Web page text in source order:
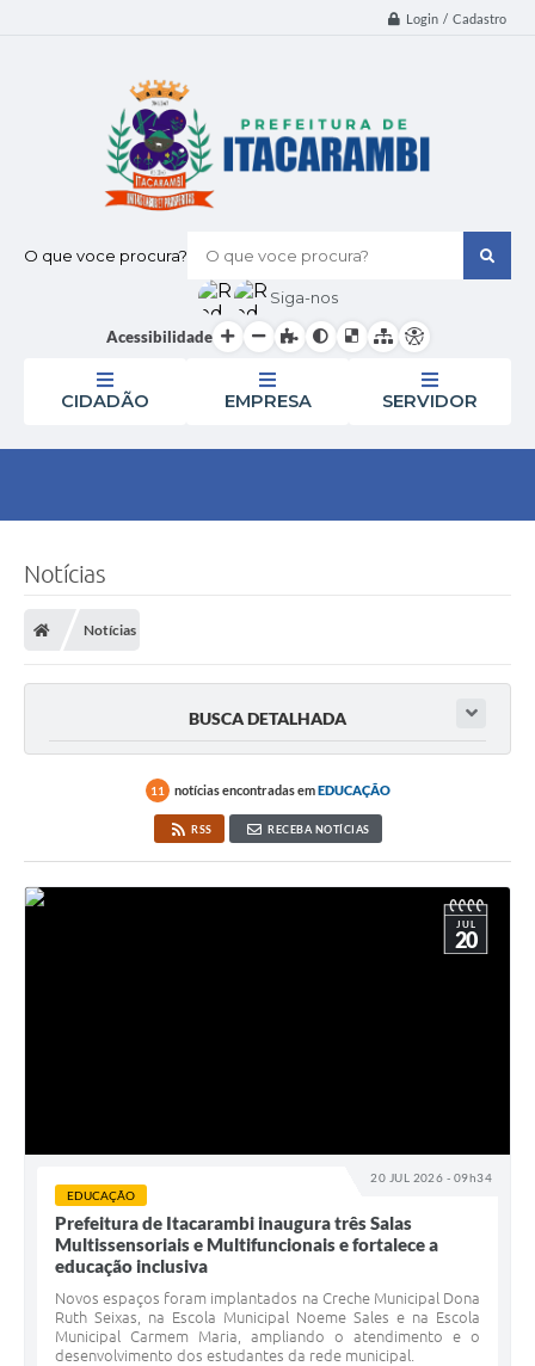
Login / Cadastro
O que voce procura?
Siga-nos
Acessibilidade
CIDADÃO EMPRESA SERVIDOR
Notícias
Notícias
BUSCA DETALHADA
11 notícias encontradas emEDUCAÇÃO
RSS RECEBA NOTÍCIAS
20 JUL 2026 - 09h34
JUL
20
EDUCAÇÃO
Prefeitura de Itacarambi inaugura três Salas
Multissensoriais e Multifuncionais e fortalece a
educação inclusiva
Novos espaços foram implantados na Creche Municipal Dona
Ruth Seixas, na Escola Municipal Noeme Sales e na Escola
Municipal Carmem Maria, ampliando o atendimento e o
desenvolvimento dos estudantes da rede municipal.